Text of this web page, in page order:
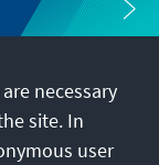
necessary
site. In
user